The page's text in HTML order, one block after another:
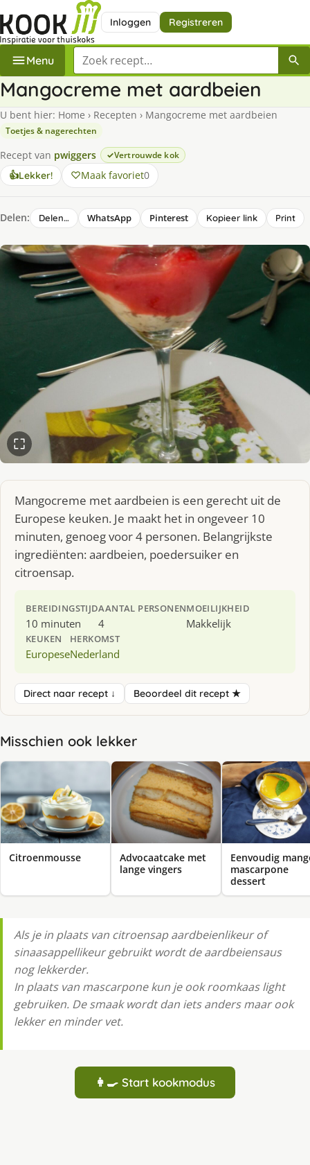
Inloggen Registreren
Menu Zoek een recept
Mangocreme met aardbeien
U bent hier: Home › Recepten › Mangocreme met aardbeien
Toetjes & nagerechten
Recept van pwiggers Vertrouwde kok
👍Lekker! Maak favoriet0
Delen: Delen… WhatsApp Pinterest Kopieer link Print
Mangocreme met aardbeien is een gerecht uit de
Europese keuken. Je maakt het in ongeveer 10
minuten, genoeg voor 4 personen. Belangrijkste
ingrediënten: aardbeien, poedersuiker en
citroensap.
BEREIDINGSTIJD
10 minuten
AANTAL PERSONEN
4
MOEILIJKHEID
Makkelijk
KEUKEN
Europese
HERKOMST
Nederland
Direct naar recept ↓ Beoordeel dit recept ★
Misschien ook lekker
Citroenmousse
Advocaatcake met
lange vingers
Eenvoudig
mascarpone
dessert
Als je in plaats van citroensap aardbeienlikeur of
sinaasappellikeur gebruikt wordt de aardbeiensaus
nog lekkerder.
In plaats van mascarpone kun je ook roomkaas light
gebruiken. De smaak wordt dan iets anders maar ook
lekker en minder vet.
👩‍🍳 Start kookmodus